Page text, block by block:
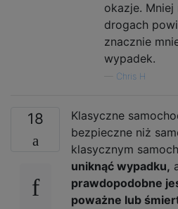
okazje.
drogach
znacznie
wypadek.
Chris H
18
Klasyczne
bezpieczne niż
klasycznym
uniknąć wypadku,
prawdopodobne
poważne lub